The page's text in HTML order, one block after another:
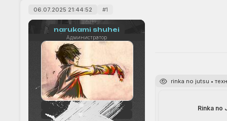
1
06.07.2025 21:44:52
narukami shuhei
Администратор
242
+33
rinka no jutsu •
Rinka no